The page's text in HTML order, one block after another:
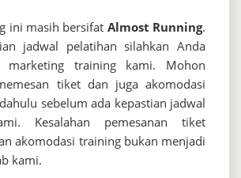
ini masih bersifat Almost Running.
jadwal pelatihan silahkan Anda
marketing training kami. Mohon
tiket dan juga akomodasi
sebelum ada kepastian jadwal
Kesalahan pemesanan tiket
akomodasi training bukan menjadi
kami.